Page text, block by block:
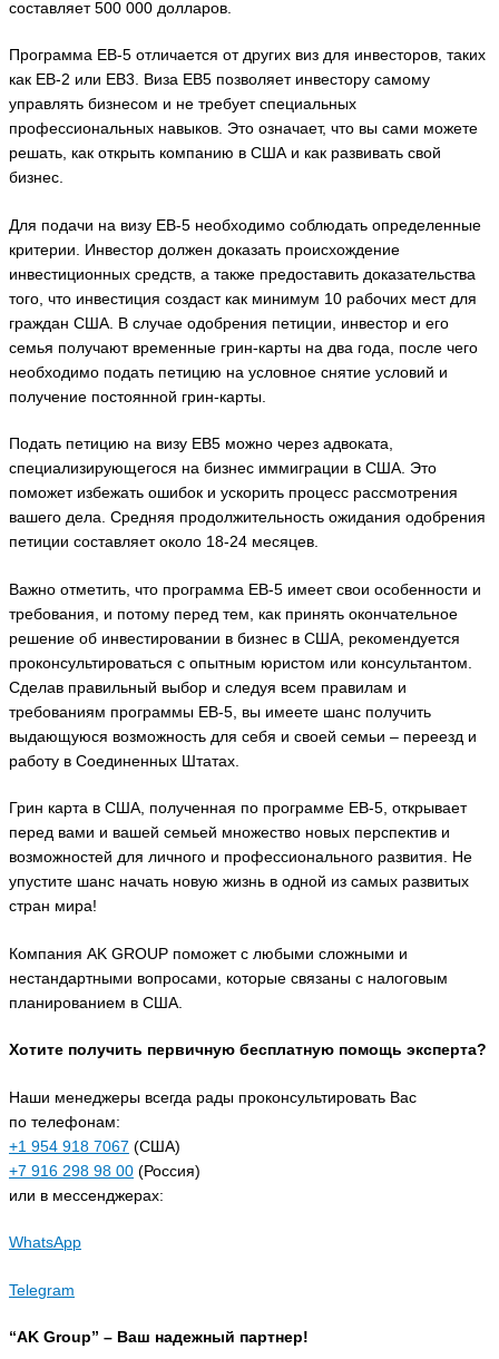
составляет 500 000 долларов.
Программа EB-5 отличается от других виз для инвесторов, таких
как EB-2 или EB3. Виза EB5 позволяет инвестору самому
управлять бизнесом и не требует специальных
профессиональных навыков. Это означает, что вы сами можете
решать, как открыть компанию в США и как развивать свой
бизнес.
Для подачи на визу EB-5 необходимо соблюдать определенные
критерии. Инвестор должен доказать происхождение
инвестиционных средств, а также предоставить доказательства
того, что инвестиция создаст как минимум 10 рабочих мест для
граждан США. В случае одобрения петиции, инвестор и его
семья получают временные грин-карты на два года, после чего
необходимо подать петицию на условное снятие условий и
получение постоянной грин-карты.
Подать петицию на визу EB5 можно через адвоката,
специализирующегося на бизнес иммиграции в США. Это
поможет избежать ошибок и ускорить процесс рассмотрения
вашего дела. Средняя продолжительность ожидания одобрения
петиции составляет около 18-24 месяцев.
Важно отметить, что программа EB-5 имеет свои особенности и
требования, и потому перед тем, как принять окончательное
решение об инвестировании в бизнес в США, рекомендуется
проконсультироваться с опытным юристом или консультантом.
Сделав правильный выбор и следуя всем правилам и
требованиям программы EB-5, вы имеете шанс получить
выдающуюся возможность для себя и своей семьи – переезд и
работу в Соединенных Штатах.
Грин карта в США, полученная по программе EB-5, открывает
перед вами и вашей семьей множество новых перспектив и
возможностей для личного и профессионального развития. Не
упустите шанс начать новую жизнь в одной из самых развитых
стран мира!
Компания AK GROUP поможет с любыми сложными и
нестандартными вопросами, которые связаны с налоговым
планированием в США.
Хотите получить первичную бесплатную помощь эксперта?
Наши менеджеры всегда рады проконсультировать Вас
по телефонам:
+1 954 918 7067 (США)
+7 916 298 98 00 (Россия)
или в мессенджерах:
WhatsApp
Telegram
“AK Group” – Ваш надежный партнер!